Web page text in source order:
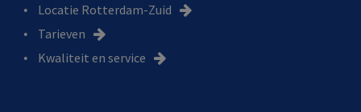
Locatie Rotterdam-Zuid
Tarieven
Kwaliteit en service